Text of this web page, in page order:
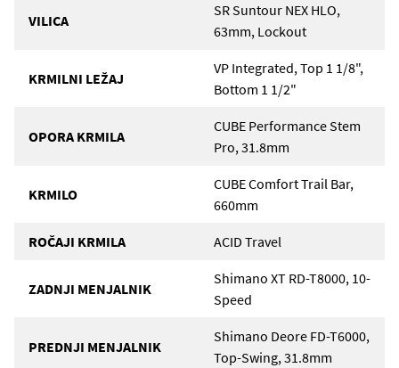
VILICA
SR Suntour NEX HLO,
63mm, Lockout
KRMILNI LEŽAJ
VP Integrated, Top 1 1/8",
Bottom 1 1/2"
OPORA KRMILA
CUBE Performance Stem
Pro, 31.8mm
KRMILO
CUBE Comfort Trail Bar,
660mm
ROČAJI KRMILA ACID Travel
ZADNJI MENJALNIK
Shimano XT RD-T8000, 10-
Speed
PREDNJI MENJALNIK
Shimano Deore FD-T6000,
Top-Swing, 31.8mm